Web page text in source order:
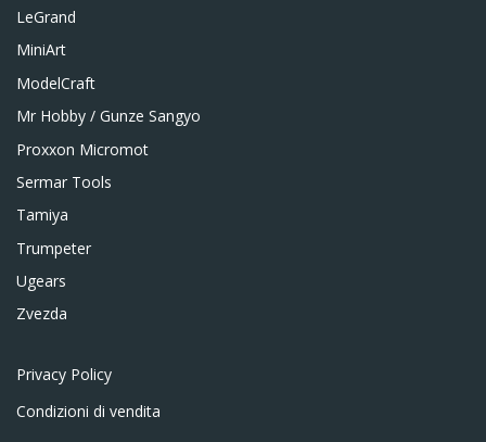
LeGrand
MiniArt
ModelCraft
Mr Hobby / Gunze Sangyo
Proxxon Micromot
Sermar Tools
Tamiya
Trumpeter
Ugears
Zvezda
Privacy Policy
Condizioni di vendita